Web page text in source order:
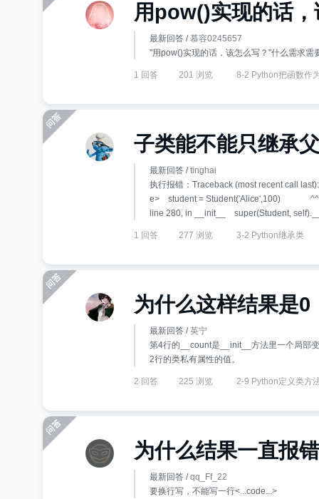
用pow()实现的话
最新回答 /慕容0245657
"用pow()实现的话，该怎么写？"什么需求需
1 回答 201 浏览 8-2 Python把函数作
子类能不能只继承
最新回答 /tinghai
执行报错：Traceback (most recent call
e> student = Student('Alice',100)
line 280, in __init__ super(Student,
1 回答 277 浏览 3-2 Python继承类
为什么这样结果是0
最新回答 /英宁
第4行的__count是__init__方法里一个局部
2行的类私有属性的值。
2 回答 225 浏览 2-9 Python定义类方
为什么结果一直报
最新回答 /qq_Ff_22
要换行写，不能写一行<...code...>